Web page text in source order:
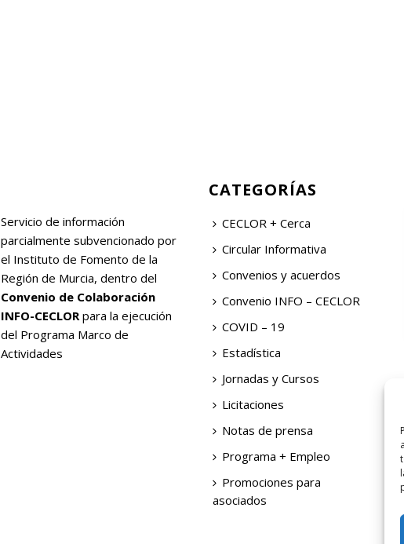
Servicio de información
parcialmente subvencionado por
el Instituto de Fomento de la
Región de Murcia, dentro del
Convenio de Colaboración
INFO-CECLOR para la ejecución
del Programa Marco de
Actividades
CATEGORÍAS
CECLOR + Cerca
Circular Informativa
Convenios y acuerdos
Convenio INFO – CECLOR
COVID – 19
Estadística
Jornadas y Cursos
Licitaciones
Notas de prensa
Programa + Empleo
Promociones para
asociados